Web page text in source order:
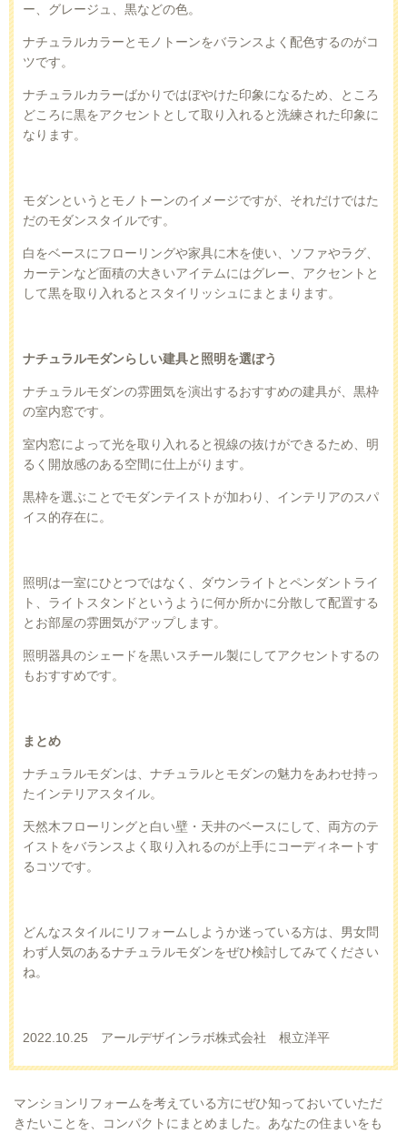
ー、グレージュ、黒などの色。
ナチュラルカラーとモノトーンをバランスよく配色するのがコ
ツです。
ナチュラルカラーばかりではぼやけた印象になるため、ところ
どころに黒をアクセントとして取り入れると洗練された印象に
なります。
モダンというとモノトーンのイメージですが、それだけではた
だのモダンスタイルです。
白をベースにフローリングや家具に木を使い、ソファやラグ、
カーテンなど面積の大きいアイテムにはグレー、アクセントと
して黒を取り入れるとスタイリッシュにまとまります。
ナチュラルモダンらしい建具と照明を選ぼう
ナチュラルモダンの雰囲気を演出するおすすめの建具が、黒枠
の室内窓です。
室内窓によって光を取り入れると視線の抜けができるため、明
るく開放感のある空間に仕上がります。
黒枠を選ぶことでモダンテイストが加わり、インテリアのスパ
イス的存在に。
照明は一室にひとつではなく、ダウンライトとペンダントライ
ト、ライトスタンドというように何か所かに分散して配置する
とお部屋の雰囲気がアップします。
照明器具のシェードを黒いスチール製にしてアクセントするの
もおすすめです。
まとめ
ナチュラルモダンは、ナチュラルとモダンの魅力をあわせ持っ
たインテリアスタイル。
天然木フローリングと白い壁・天井のベースにして、両方のテ
イストをバランスよく取り入れるのが上手にコーディネートす
るコツです。
どんなスタイルにリフォームしようか迷っている方は、男女問
わず人気のあるナチュラルモダンをぜひ検討してみてください
ね。
2022.10.25 アールデザインラボ株式会社 根立洋平
マンションリフォームを考えている方にぜひ知っておいていただ
きたいことを、コンパクトにまとめました。あなたの住まいをも